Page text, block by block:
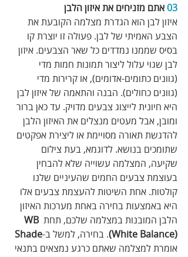
03 אתם מזניחים את איזון הלבן
איזון לבן הוא הגדרת מצלמה הקובעת את
הצבע האמיתי של לבן. פעולה זו יוצרת קו
בסיס שממנו נמדדים כל שאר הצבעים. איזון
לבן שגוי עלול ליצור תמונות חמות מדי
(גוונים כתומים-אדומים), או קרירות מדי
(גוונים כחולים). הבנה והתאמה של איזון לבן
היא חיונית לייצוג צבעים מדויק. עד כאן ברור
ומובן, אבל מעטים מנצלים את האיזון הלבן
להדגשת תאורה מסויימת או ליצירת אפקטים
שתומכים בנושא. לדוגמא, בעת צילום
שקיעה, המצלמה עשוייה שלא להבחין
בעוצמת צבעים החמים שהעיניים שלנו
קולטות. אחת השיטות להעצמת צבעים אלו
היא באמצעות בחירה באחת מערכות האיזון
הלבן המובנות במצלמה שלכם, תחת WB
(White Balance). בחירה, למשל ב-Shade
אומרת למצלמה שאתם כרגע נמצאים בתנאי